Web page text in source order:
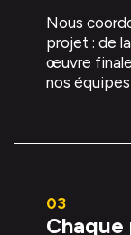
Nous
projet : de
œuvre
nos